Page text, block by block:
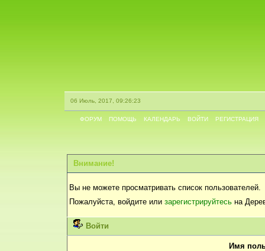
06 Июль, 2017, 09:26:23
ФОРУМ ПОМОЩЬ КАЛЕНДАРЬ ВОЙТИ РЕГИСТРАЦИЯ
Внимание!
Вы не можете просматривать список пользователей.
Пожалуйста, войдите или зарегистрируйтесь на
Войти
Имя